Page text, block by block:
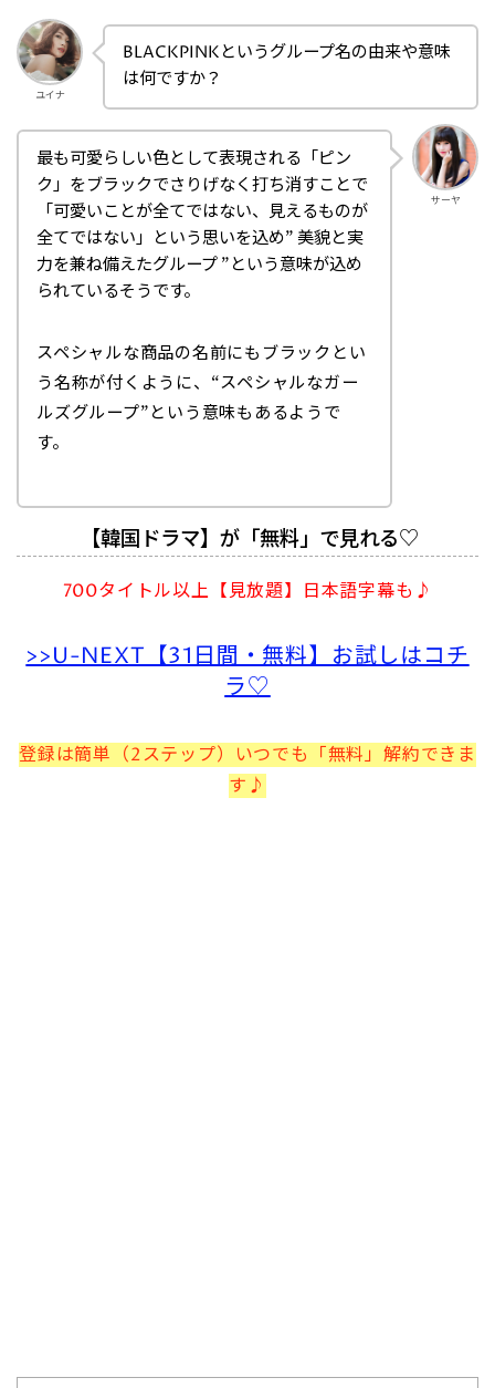
ユイナ
BLACKPINKというグループ名の由来や意味
は何ですか？
サーヤ
最も可愛らしい色として表現される「ピン
ク」をブラックでさりげなく打ち消すことで
「可愛いことが全てではない、見えるものが
全てではない」という思いを込め” 美貌と実
力を兼ね備えたグループ ”という意味が込め
られているそうです。
スペシャルな商品の名前にもブラックとい
う名称が付くように、“スペシャルなガー
ルズグループ”という意味もあるようで
す。
【韓国ドラマ】が「無料」で見れる♡
700タイトル以上【見放題】日本語字幕も♪
>>U-NEXT【31日間・無料】お試しはコチ
ラ♡
登録は簡単（2ステップ）いつでも「無料」解約できま
す♪